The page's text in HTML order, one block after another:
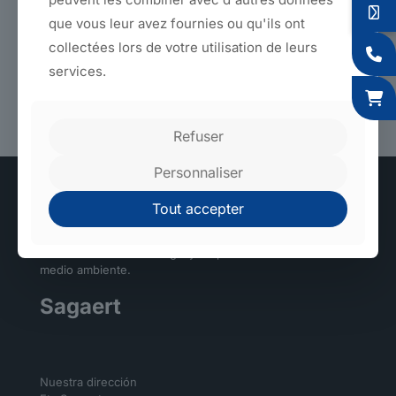
fait connaissance, visité ensemble nos sites des Hauts
de France, et discutés de conditions tarifaires attractives,
sera encore plus excitant !
medio ambiente.
Sagaert
Nuestra dirección
que vous leur avez fournies ou qu'ils ont
collectées lors de votre utilisation de leurs
services.
Refuser
Personnaliser
Tout accepter